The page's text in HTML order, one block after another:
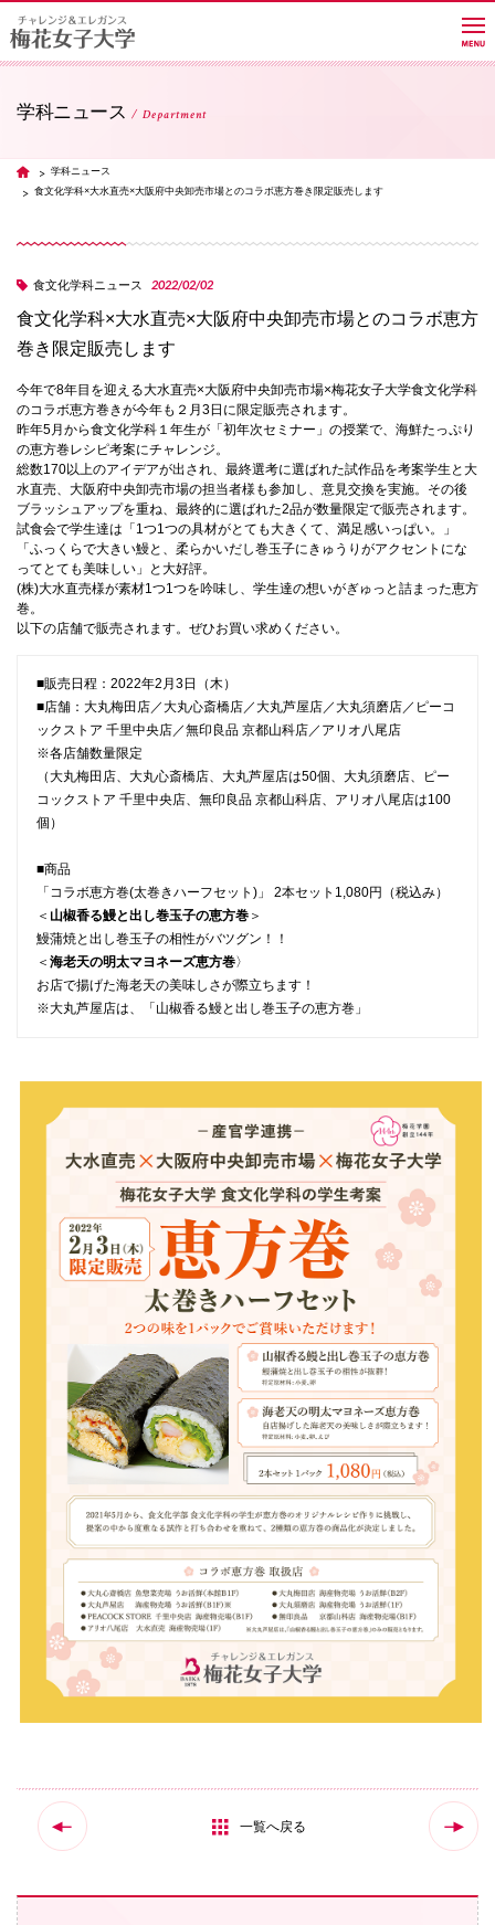
進路・就職
国際交流
産学連携
入試情報
交通アクセス
072-643-6221
入試広報部
072-643-6566
お問い合わせ 交通アクセス サイトマップ English
BCCS 梅花メール 入学前プログラム
学科ニュース Department
TOP 学科ニュース
食文化学科×大水直売×大阪府中央卸売市場とのコラボ恵方巻き限定販売します
食文化学科ニュース 2022/02/02
食文化学科×大水直売×大阪府中央卸売市場とのコラボ恵方
巻き限定販売します
今年で8年目を迎える大水直売×大阪府中央卸売市場×梅花女子大学食文化学科
のコラボ恵方巻きが今年も２月3日に限定販売されます。
昨年5月から食文化学科１年生が「初年次セミナー」の授業で、海鮮たっぷり
の恵方巻レシピ考案にチャレンジ。
総数170以上のアイデアが出され、最終選考に選ばれた試作品を考案学生と大
水直売、大阪府中央卸売市場の担当者様も参加し、意見交換を実施。その後
ブラッシュアップを重ね、最終的に選ばれた2品が数量限定で販売されます。
試食会で学生達は「1つ1つの具材がとても大きくて、満足感いっぱい。」
「ふっくらで大きい鰻と、柔らかいだし巻玉子にきゅうりがアクセントにな
ってとても美味しい」と大好評。
(株)大水直売様が素材1つ1つを吟味し、学生達の想いがぎゅっと詰まった恵方
巻。
以下の店舗で販売されます。ぜひお買い求めください。
■販売日程：2022年2月3日（木）
■店舗：大丸梅田店／大丸心斎橋店／大丸芦屋店／大丸須磨店／ピーコ
ックストア 千里中央店／無印良品 京都山科店／アリオ八尾店
※各店舗数量限定
（大丸梅田店、大丸心斎橋店、大丸芦屋店は50個、大丸須磨店、ピー
コックストア 千里中央店、無印良品 京都山科店、アリオ八尾店は100
個）
■商品
「コラボ恵方巻(太巻きハーフセット)」 2本セット1,080円（税込み）
＜ 山椒香る鰻と出し巻玉子の恵方巻 ＞
鰻蒲焼と出し巻玉子の相性がバツグン！！
＜ 海老天の明太マヨネーズ恵方巻〉
お店で揚げた海老天の美味しさが際立ちます！
※大丸芦屋店は、「山椒香る鰻と出し巻玉子の恵方巻」
一覧へ戻る